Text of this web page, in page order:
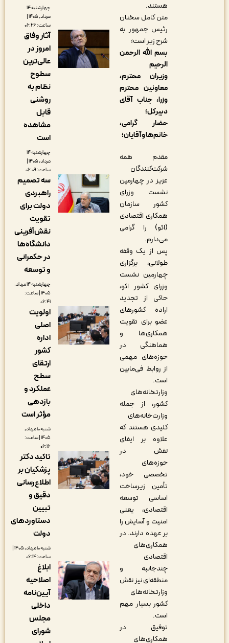
متن کامل سخنان
رئیس جمهور به
شرح زیر است؛
بسم الله الرحمن
وزیران محترم،
معاونین محترم
وزرا، جناب آقای
حضار گرامی،
خانم‌ها و آقایان؛
مقدم همه
شرکت‌کنندگان
عزیز در چهارمین
نشست وزرای
کشور سازمان
همکاری اقتصادی
(اکو) را گرامی
.
پس از یک وقفه
طولانی، برگزاری
چهارمین نشست
وزرای کشور اکو،
حاکی از تجدید
اراده کشورهای
عضو برای تقویت
همکاری‌ها و
هماهنگی در
حوزه‌های مهمی
از روابط فی‌مابین
وزارتخانه‌های
کشور، از جمله
وزارت‌خانه‌های
کلیدی هستند که
علاوه بر ایفای
نقش در
حوزه‌های
تخصصی خود،
تأمین زیرساخت
اساسی توسعه
اقتصادی، یعنی
امنیت و آسایش را
بر عهده دارند. در
همکاری‌های
اقتصادی
چندجانبه و
منطقه‌ای نیز نقش
وزارتخانه‌های
کشور بسیار مهم
توفیق در
همکاری‌های
چهارشنبه ۱۴
مرداد, ۱۴۰۵ |
آثار وفاق
امروز در
عالی‌ترین
نظام به
مشاهده
چهارشنبه ۱۴
مرداد, ۱۴۰۵ |
سه تصمیم
راهبردی
دولت برای
نقش‌آفرینی
دانشگاه‌ها
در حکمرانی
و توسعه
چهارشنبه ۱۴ مرداد,
۱۴۰۵ | ساعت:
اولویت
اصلی
اداره
عملکرد و
بازدهی
مؤثر است
شنبه ۱۰ مرداد,
۱۴۰۵ | ساعت:
تاکید دکتر
پزشکیان بر
اطلاع‌رسانی
دستاوردهای
شنبه ۱۰ مرداد, ۱۴۰۵ |
ابلاغ
اصلاحیه
آیین‌نامه